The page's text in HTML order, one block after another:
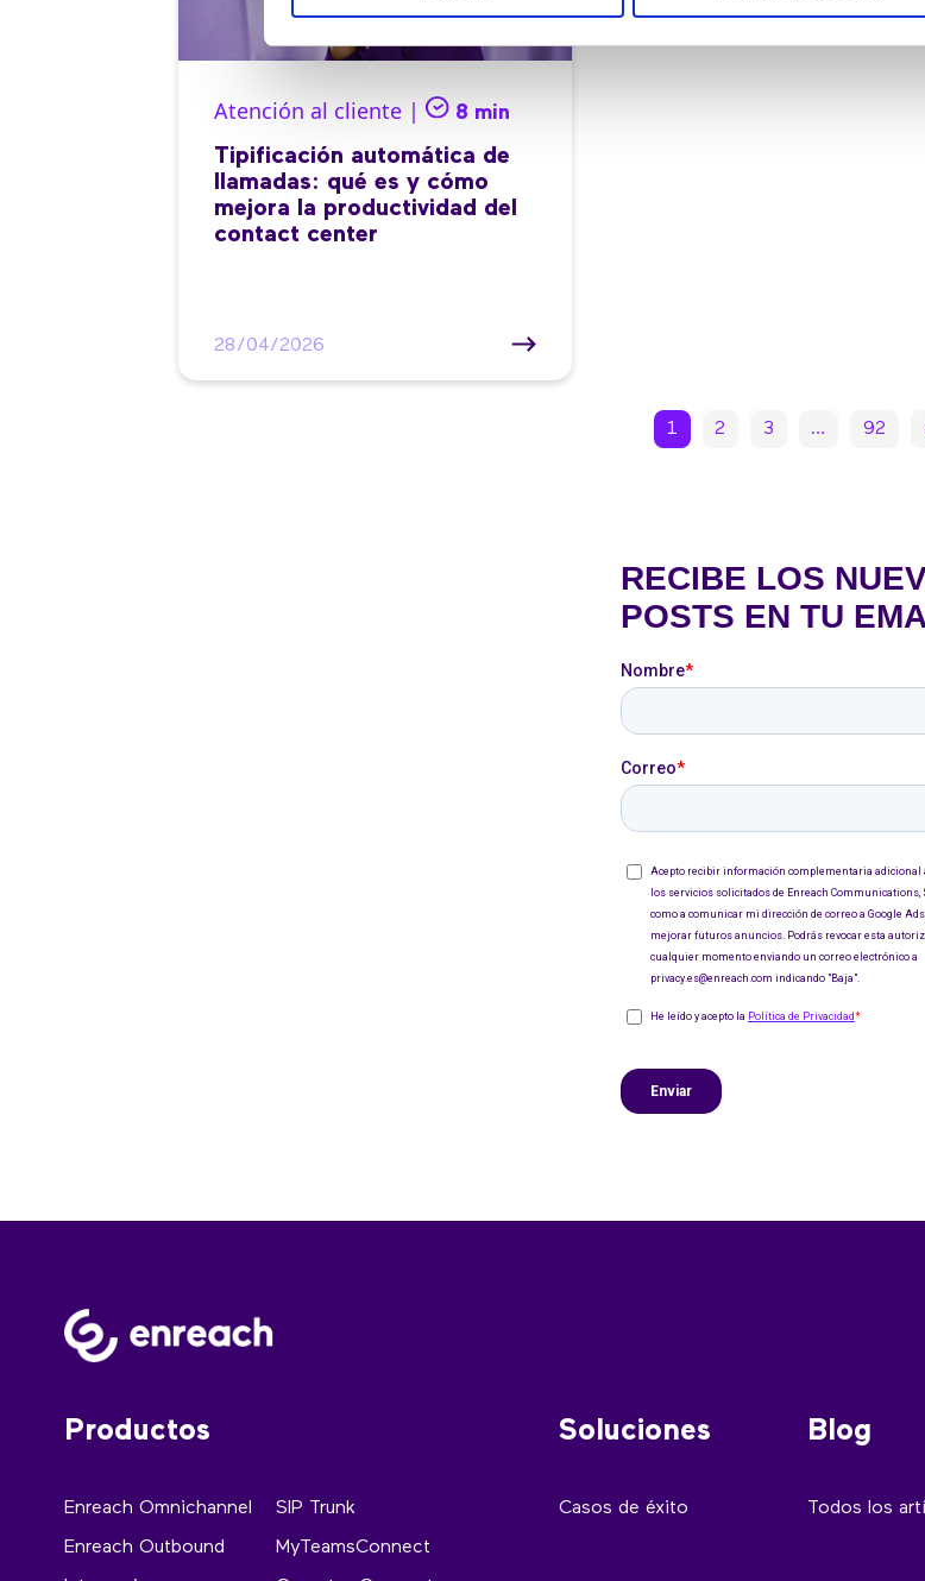
Atención al cliente | 8 min
Tipificación automática de
llamadas: qué es y cómo
mejora la productividad del
contact center
28/04/2026
1 2 3 … 92
Productos
Enreach Omnichannel
Enreach Outbound
SIP Trunk
MyTeamsConnect
Soluciones
Casos de éxito
Blog
Todos los